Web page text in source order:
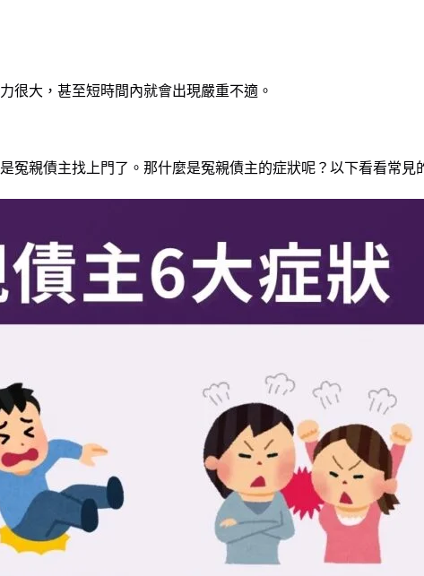
很大，甚至短時間內就會出現嚴重不適。
親債主找上門了。那什麼是冤親債主的症狀呢？以下看看常見